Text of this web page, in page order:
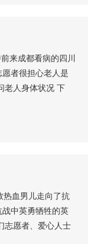
来成都看病的四川
者很担心老人是
老人身体状况 下
配偶比他小30岁。
热血男儿走向了抗
中英勇牺牲的英
志愿者、爱心人士